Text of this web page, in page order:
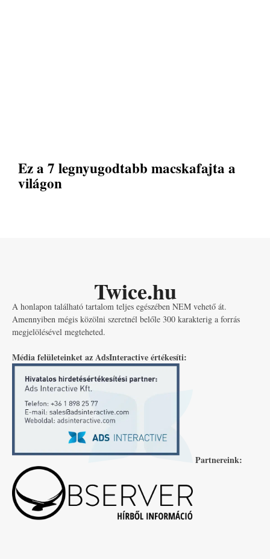
Ez a 7 legnyugodtabb macskafajta a
világon
Twice.hu
A honlapon található tartalom teljes egészében NEM vehető át.
Amennyiben mégis közölni szeretnél belőle 300 karakterig a forrás
megjelölésével megteheted.
Média felületeinket az AdsInteractive értékesíti:
Partnereink: